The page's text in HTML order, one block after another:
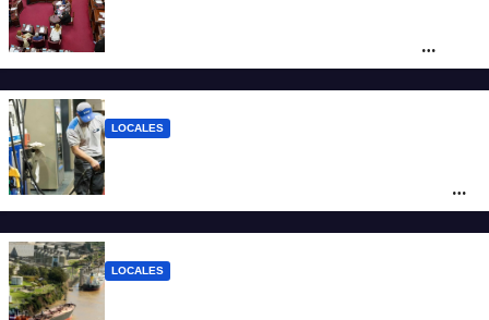
Santa Fe
LOCALES
ciudad de Santa Fe: la nafta súper superó
los $2.100 y llenar el tanque cuesta más
LOCALES